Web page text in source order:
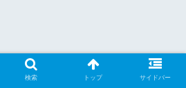
検索 トップ サイドバー